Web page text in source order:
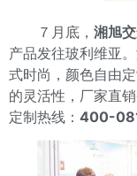
７月底， 湘旭
产品发往玻利维亚
式时尚，颜色自由
的灵活性，厂家直
定制热线： 400-